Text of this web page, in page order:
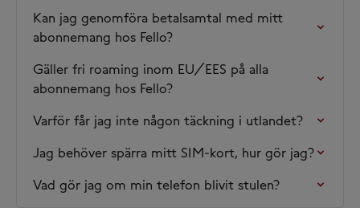
Kan jag genomföra betalsamtal med mitt
abonnemang hos Fello?
Gäller fri roaming inom EU/EES på alla
abonnemang hos Fello?
Varför får jag inte någon täckning i utlandet?
Jag behöver spärra mitt SIM-kort, hur gör jag?
Vad gör jag om min telefon blivit stulen?